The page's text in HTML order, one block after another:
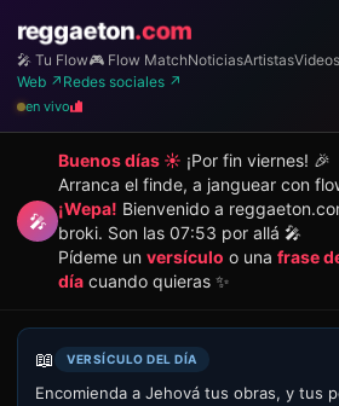
reggaeton.com
🎤 Tu Flow🎮 Flow MatchNoticiasArtistasVideos
Web ↗ Redes sociales ↗
en vivo
🎤
Buenos días ☀️ ¡Por fin viernes! 🎉
Arranca el finde, a janguear con
¡Wepa! Bienvenido a
broki. Son las 07:53 por allá 🎤
Pídeme un versículo o una frase
día cuando quieras ✨
📖 VERSÍCULO DEL DÍA
Encomienda a Jehová tus obras, y tus